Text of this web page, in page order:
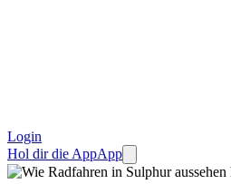
Login
Hol dir die AppApp